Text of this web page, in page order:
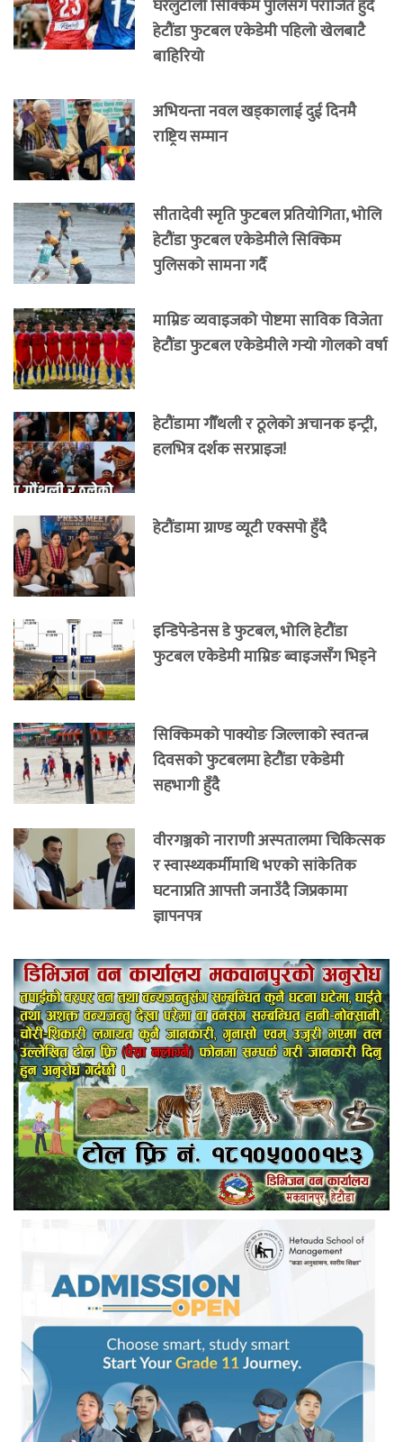
घरेलुटोली सिक्किम पुलिसँग पराजित हुँदै
हेटौंडा फुटबल एकेडेमी पहिलो खेलबाटै
बाहिरियो
अभियन्ता नवल खड्कालाई दुई दिनमै
राष्ट्रिय सम्मान
सीतादेवी स्मृति फुटबल प्रतियोगिता, भोलि
हेटौंडा फुटबल एकेडेमीले सिक्किम
पुलिसको सामना गर्दै
माम्रिङ व्यवाइजको पोष्टमा साविक विजेता
हेटौंडा फुटबल एकेडेमीले गर्‍यो गोलको वर्षा
हेटौंडामा गौँथली र ठूलेको अचानक इन्ट्री,
हलभित्र दर्शक सरप्राइज!
हेटौंडामा ग्राण्ड व्यूटी एक्सपो हुँदै
इन्डिपेन्डेनस डे फुटबल, भोलि हेटौंडा
फुटबल एकेडेमी माम्रिङ ब्वाइजसँग भिड्ने
सिक्किमको पाक्योङ जिल्लाको स्वतन्त्र
दिवसको फुटबलमा हेटौंडा एकेडेमी
सहभागी हुँदै
वीरगञ्जको नाराणी अस्पतालमा चिकित्सक
र स्वास्थ्यकर्मीमाथि भएको सांकेतिक
घटनाप्रति आपत्ती जनाउँदै जिप्रकामा
ज्ञापनपत्र